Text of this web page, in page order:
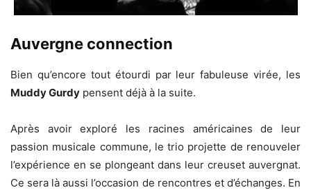
Auvergne connection
Bien qu’encore tout étourdi par leur fabuleuse virée, les
Muddy Gurdy pensent déjà à la suite.
Après avoir exploré les racines américaines de leur
passion musicale commune, le trio projette de renouveler
l’expérience en se plongeant dans leur creuset auvergnat.
Ce sera là aussi l’occasion de rencontres et d’échanges. En